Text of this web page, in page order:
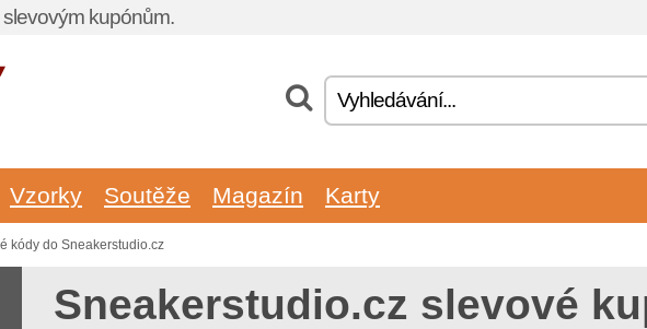
kupónům.
Vzorky Soutěže Magazín Karty
kódy do Sneakerstudio.cz
Sneakerstudio.cz slevové